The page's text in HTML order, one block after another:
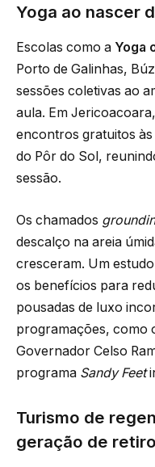
Yoga ao nascer
Escolas como a Yoga
Porto de Galinhas,
sessões coletivas ao
aula. Em
encontros gratuitos
do Pôr do Sol,
sessão.
Os chamados
descalço na areia
cresceram. Um
os benefícios para
pousadas de luxo
programações, como
Governador Celso
programa Sandy Feet
Turismo de
geração de